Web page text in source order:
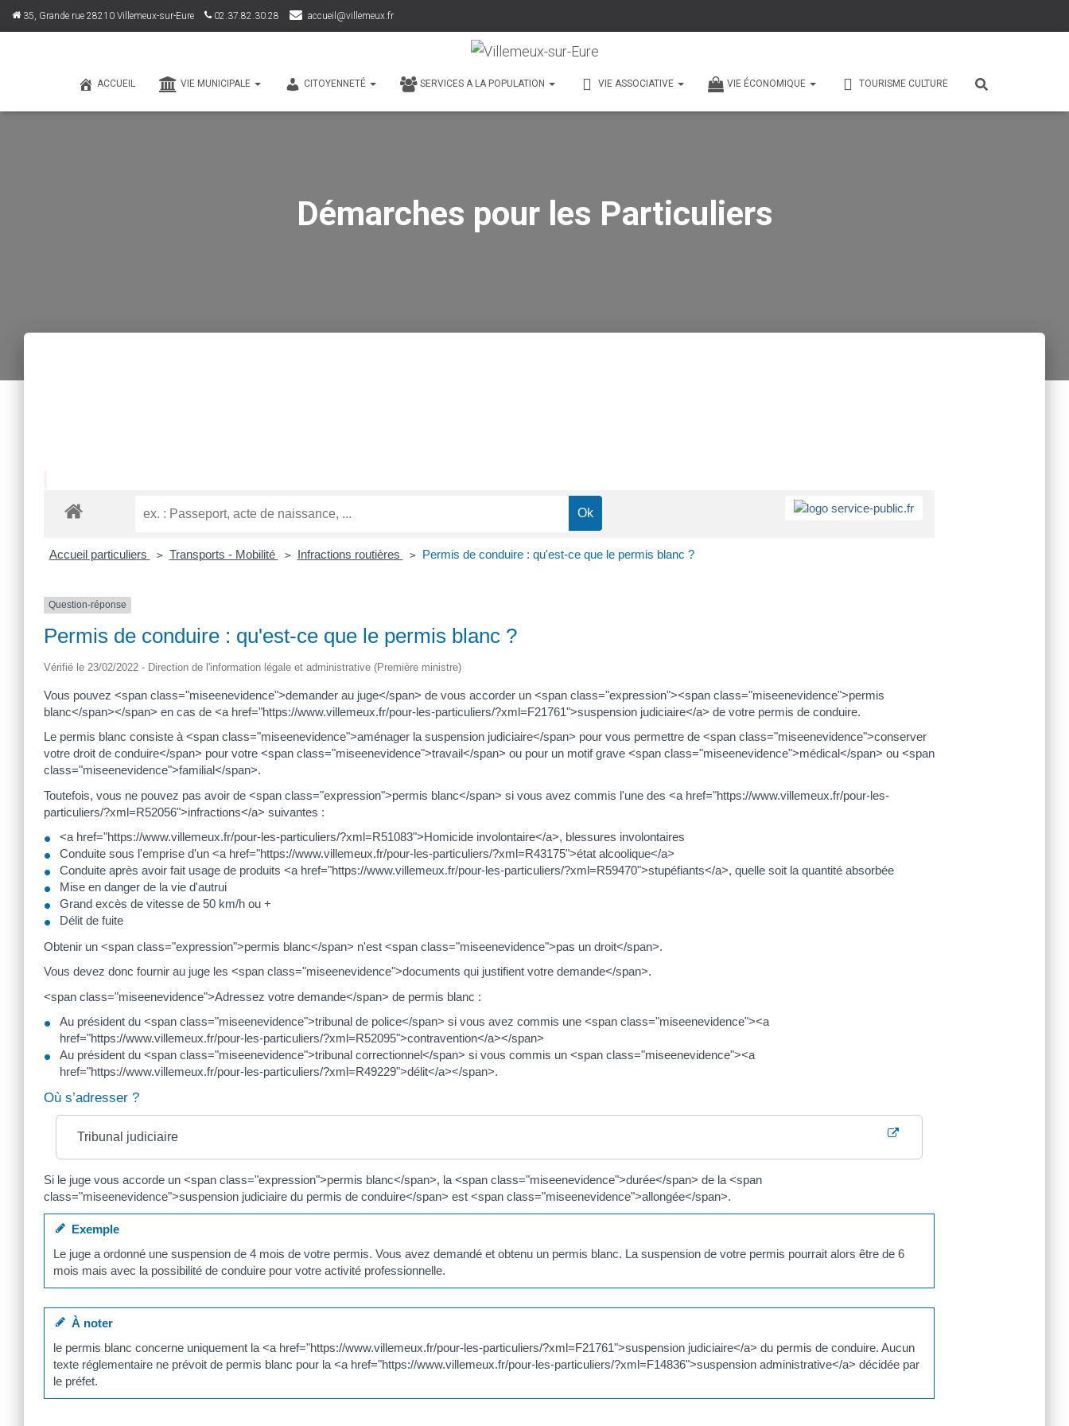
35, Grande rue 28210 Villemeux-sur-Eure 02.37.82.30.28 accueil@villemeux.fr
ACCUEIL VIE MUNICIPALE CITOYENNETÉ SERVICES A LA POPULATION VIE ASSOCIATIVE VIE ÉCONOMIQUE TOURISME CULTURE
Démarches pour les Particuliers
Accueil particuliers > Transports - Mobilité > Infractions routières > Permis de conduire : qu'est-ce que le permis blanc ?
Question-réponse
Permis de conduire : qu'est-ce que le permis blanc ?
Vérifié le 23/02/2022 - Direction de l'information légale et administrative (Première ministre)
Vous pouvez <span class="miseenevidence">demander au juge</span> de vous accorder un <span class="expression"><span class="miseenevidence">permis
blanc</span></span> en cas de <a href="https://www.villemeux.fr/pour-les-particuliers/?xml=F21761">suspension judiciaire</a> de votre permis de conduire.
Le permis blanc consiste à <span class="miseenevidence">aménager la suspension judiciaire</span> pour vous permettre de <span class="miseenevidence">conserver
votre droit de conduire</span> pour votre <span class="miseenevidence">travail</span> ou pour un motif grave <span class="miseenevidence">médical</span> ou <span
class="miseenevidence">familial</span>.
Toutefois, vous ne pouvez pas avoir de <span class="expression">permis blanc</span> si vous avez commis l'une des <a href="https://www.villemeux.fr/pour-les-
particuliers/?xml=R52056">infractions</a> suivantes :
<a href="https://www.villemeux.fr/pour-les-particuliers/?xml=R51083">Homicide involontaire</a>, blessures involontaires
Conduite sous l'emprise d'un <a href="https://www.villemeux.fr/pour-les-particuliers/?xml=R43175">état alcoolique</a>
Conduite après avoir fait usage de produits <a href="https://www.villemeux.fr/pour-les-particuliers/?xml=R59470">stupéfiants</a>, quelle soit la quantité absorbée
Mise en danger de la vie d'autrui
Grand excès de vitesse de 50 km/h ou +
Délit de fuite
Obtenir un <span class="expression">permis blanc</span> n'est <span class="miseenevidence">pas un droit</span>.
Vous devez donc fournir au juge les <span class="miseenevidence">documents qui justifient votre demande</span>.
<span class="miseenevidence">Adressez votre demande</span> de permis blanc :
Au président du <span class="miseenevidence">tribunal de police</span> si vous avez commis une <span class="miseenevidence"><a
href="https://www.villemeux.fr/pour-les-particuliers/?xml=R52095">contravention</a></span>
Au président du <span class="miseenevidence">tribunal correctionnel</span> si vous commis un <span class="miseenevidence"><a
href="https://www.villemeux.fr/pour-les-particuliers/?xml=R49229">délit</a></span>.
Où s’adresser ?
Tribunal judiciaire
Si le juge vous accorde un <span class="expression">permis blanc</span>, la <span class="miseenevidence">durée</span> de la <span
class="miseenevidence">suspension judiciaire du permis de conduire</span> est <span class="miseenevidence">allongée</span>.
Exemple
Le juge a ordonné une suspension de 4 mois de votre permis. Vous avez demandé et obtenu un permis blanc. La suspension de votre permis pourrait alors être de 6
mois mais avec la possibilité de conduire pour votre activité professionnelle.
À noter
le permis blanc concerne uniquement la <a href="https://www.villemeux.fr/pour-les-particuliers/?xml=F21761">suspension judiciaire</a> du permis de conduire. Aucun
texte réglementaire ne prévoit de permis blanc pour la <a href="https://www.villemeux.fr/pour-les-particuliers/?xml=F14836">suspension administrative</a> décidée par
le préfet.